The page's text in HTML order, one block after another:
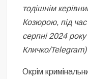
тодішнім
Козюрою, під
серпні 2024
Кличко/Telegram)
Окрім